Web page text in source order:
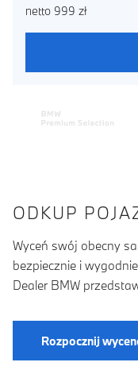
netto 999 zł
ODKUP
Wyceń swój obecny
bezpiecznie i
Dealer BMW
Rozpocznij